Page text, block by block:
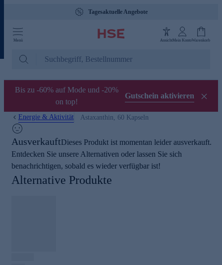
Tagesaktuelle Angebote
Menü AnsichtMein KontoWarenkorb
Bis zu -60% auf Mode und -20%
on top!
Gutschein aktivieren
Energie & Aktivität Astaxanthin, 60 Kapseln
AusverkauftDieses Produkt ist momentan leider ausverkauft.
Entdecken Sie unsere Alternativen oder lassen Sie sich
benachrichtigen, sobald es wieder verfügbar ist!
Alternative Produkte